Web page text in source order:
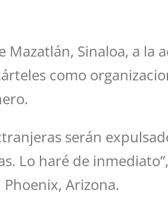
Mazatlán, Sinaloa, a
como
serán
Lo haré de
Arizona.